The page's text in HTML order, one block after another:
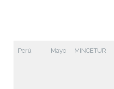
Perú Mayo MINCETUR